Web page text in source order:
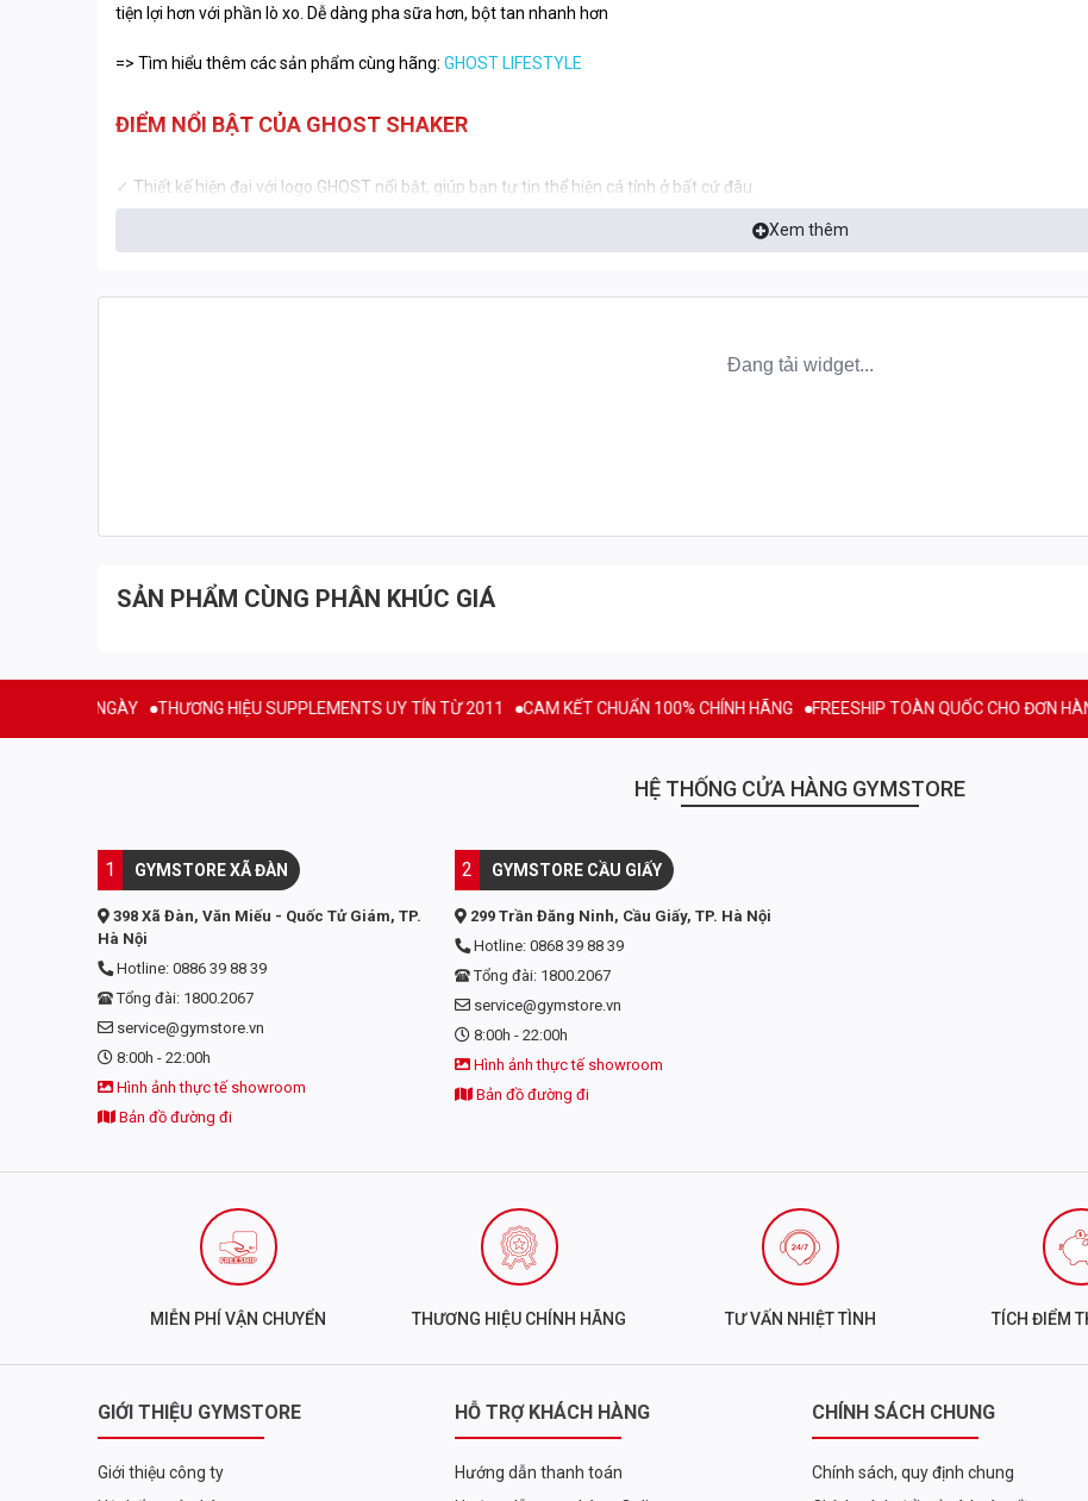
tiện lợi hơn với phần lò xo. Dễ dàng pha sữa hơn, bột tan nhanh hơn
=> Tìm hiểu thêm các sản phẩm cùng hãng: GHOST LIFESTYLE
ĐIỂM NỔI BẬT CỦA GHOST SHAKER
✓ Thiết kế hiện đại với logo GHOST nổi bật, giúp bạn tự tin thể hiện cá tính ở bất cứ đâu.
Xem thêm
SẢN PHẨM CÙNG PHÂN KHÚC GIÁ
THƯƠNG HIỆU SUPPLEMENTS UY TÍN TỪ 2011 CAM KẾT CHUẨN 100% CHÍNH HÃNG FREESHIP TOÀN QUỐC CHO ĐƠN HÀNG
HỆ THỐNG CỬA HÀNG GYMSTORE
1 GYMSTORE XÃ ĐÀN
398 Xã Đàn, Văn Miếu - Quốc Tử Giám, TP.
Hà Nội
Hotline: 0886 39 88 39
Tổng đài: 1800.2067
service@gymstore.vn
8:00h - 22:00h
Hình ảnh thực tế showroom
Bản đồ đường đi
2 GYMSTORE CẦU GIẤY
299 Trần Đăng Ninh, Cầu Giấy, TP. Hà Nội
Hotline: 0868 39 88 39
Tổng đài: 1800.2067
service@gymstore.vn
8:00h - 22:00h
Hình ảnh thực tế showroom
Bản đồ đường đi
MIỄN PHÍ VẬN CHUYỂN THƯƠNG HIỆU CHÍNH HÃNG TƯ VẤN NHIỆT TÌNH TÍCH ĐIỂM
GIỚI THIỆU GYMSTORE
Giới thiệu công ty
HỖ TRỢ KHÁCH HÀNG
Hướng dẫn thanh toán
CHÍNH SÁCH CHUNG
Chính sách, quy định chung